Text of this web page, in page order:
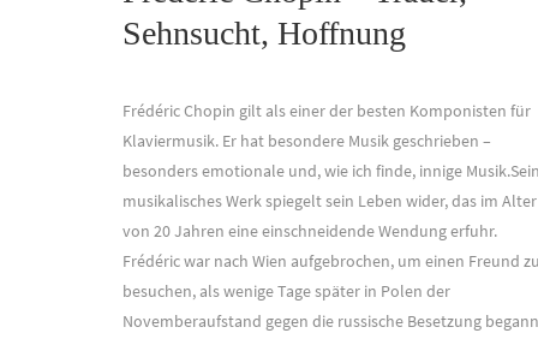
Sehnsucht, Hoffnung
Frédéric Chopin gilt als einer der besten Komponisten für
Klaviermusik. Er hat besondere Musik geschrieben –
besonders emotionale und, wie ich finde, innige Musik.Sein
musikalisches Werk spiegelt sein Leben wider, das im Alter
von 20 Jahren eine einschneidende Wendung erfuhr.
Frédéric war nach Wien aufgebrochen, um einen Freund zu
besuchen, als wenige Tage später in Polen der
Novemberaufstand gegen die russische Besetzung